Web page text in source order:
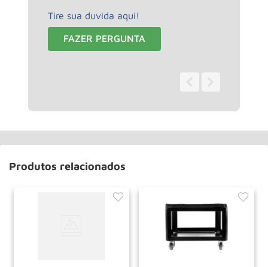
Tire sua duvida aqui!
FAZER PERGUNTA
Produtos relacionados